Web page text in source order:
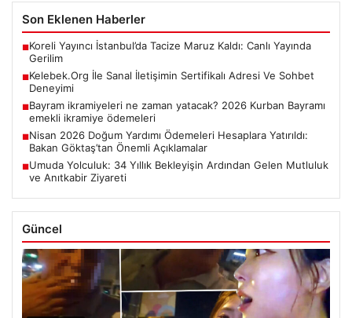
Son Eklenen Haberler
■Koreli Yayıncı İstanbul’da Tacize Maruz Kaldı: Canlı Yayında
Gerilim
■Kelebek.Org İle Sanal İletişimin Sertifikalı Adresi Ve Sohbet
Deneyimi
■Bayram ikramiyeleri ne zaman yatacak? 2026 Kurban Bayramı
emekli ikramiye ödemeleri
■Nisan 2026 Doğum Yardımı Ödemeleri Hesaplara Yatırıldı:
Bakan Göktaş’tan Önemli Açıklamalar
■Umuda Yolculuk: 34 Yıllık Bekleyişin Ardından Gelen Mutluluk
ve Anıtkabir Ziyareti
Güncel